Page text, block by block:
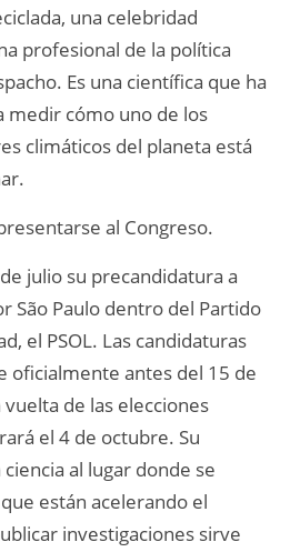
una celebridad
profesional de la política
Es una científica que ha
medir cómo uno de los
climáticos del planeta está
al Congreso.
julio su precandidatura a
São Paulo dentro del Partido
el PSOL. Las candidaturas
oficialmente antes del 15 de
de las elecciones
el 4 de octubre. Su
al lugar donde se
están acelerando el
investigaciones sirve